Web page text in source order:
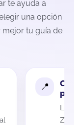
te ayuda a
una opción
tu guía de
La